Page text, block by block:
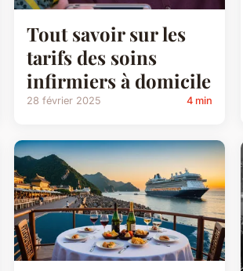
Tout savoir sur les
tarifs des soins
infirmiers à domicile
28 février 2025 4 min